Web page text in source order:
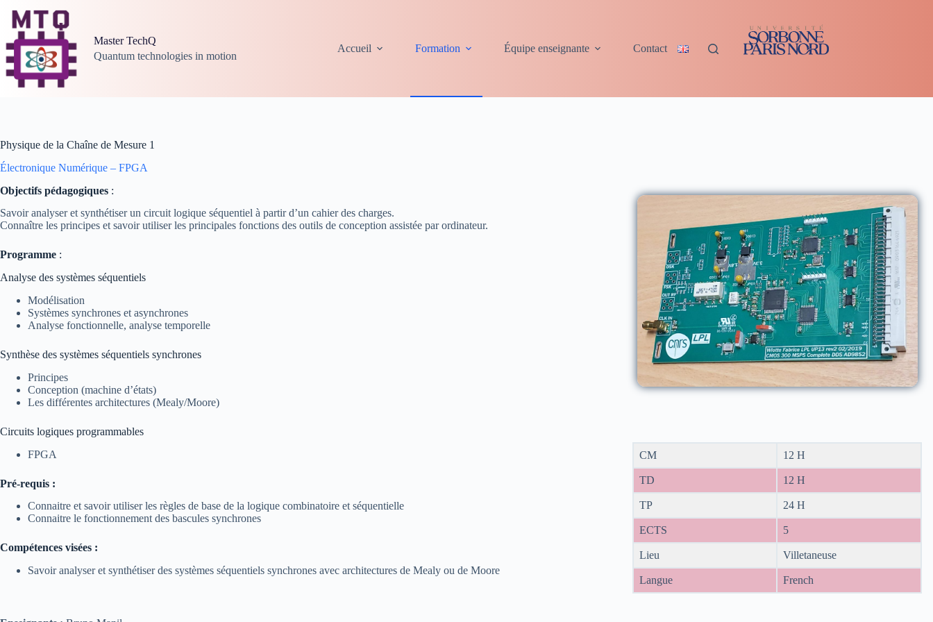
contenu
Master TechQ
Quantum technologies in motion
Accueil Formation Équipe enseignante Contact
Physique de la Chaîne de Mesure 1
Électronique Numérique – FPGA
Objectifs pédagogiques :
Savoir analyser et synthétiser un circuit logique séquentiel à partir d’un cahier des charges.
Connaître les principes et savoir utiliser les principales fonctions des outils de conception assistée par ordinateur.
Programme :
Analyse des systèmes séquentiels
Modélisation
Systèmes synchrones et asynchrones
Analyse fonctionnelle, analyse temporelle
Synthèse des systèmes séquentiels synchrones
Principes
Conception (machine d’états)
Les différentes architectures (Mealy/Moore)
Circuits logiques programmables
FPGA
Pré-requis :
Connaitre et savoir utiliser les règles de base de la logique combinatoire et séquentielle
Connaitre le fonctionnement des bascules synchrones
Compétences visées :
Savoir analyser et synthétiser des systèmes séquentiels synchrones avec architectures de Mealy ou de Moore
CM 12 H
TD 12 H
TP 24 H
ECTS 5
Lieu Villetaneuse
Langue French